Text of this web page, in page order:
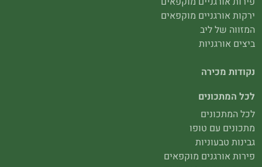
ירקות אורגניים מוקפאים
המזווה של ליב
ביצים אורגניות
נקודות מכירה
לכל המתכונים
לכל המתכונים
מתכונים עם טופו
גבינות טבעוניות
פירות אורגנים מוקפאים